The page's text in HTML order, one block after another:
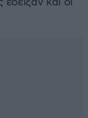
και οι